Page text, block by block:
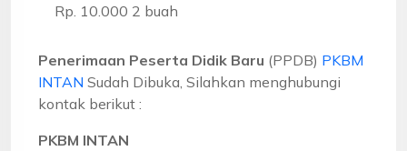
Rp. 10.000 2 buah
Penerimaan Peserta Didik Baru (PPDB) PKBM
INTAN Sudah Dibuka, Silahkan menghubungi
kontak berikut :
PKBM INTAN